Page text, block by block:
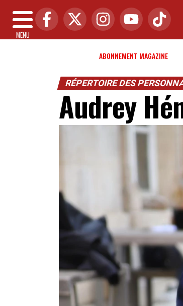
MENU
ABONNEMENT MAGAZINE
RÉPERTOIRE DES
Audrey